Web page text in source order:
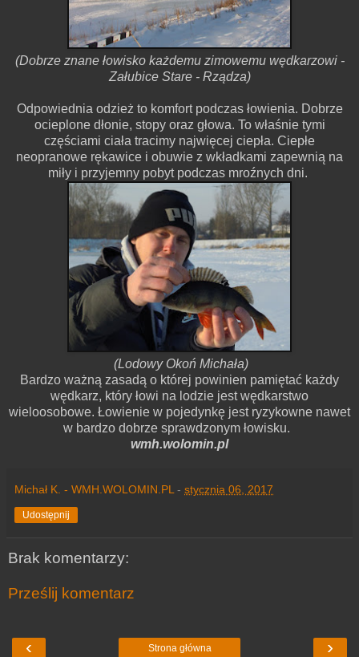
(Dobrze znane łowisko każdemu zimowemu wędkarzowi -
Załubice Stare - Rządza)
Odpowiednia odzież to komfort podczas łowienia. Dobrze
ocieplone dłonie, stopy oraz głowa. To właśnie tymi
częściami ciała tracimy najwięcej ciepła. Ciepłe
neopranowe rękawice i obuwie z wkładkami zapewnią na
miły i przyjemny pobyt podczas mroźnych dni.
(Lodowy Okoń Michała)
Bardzo ważną zasadą o której powinien pamiętać każdy
wędkarz, który łowi na lodzie jest wędkarstwo
wieloosobowe. Łowienie w pojedynkę jest ryzykowne nawet
w bardzo dobrze sprawdzonym łowisku.
wmh.wolomin.pl
Michał K. - WMH.WOLOMIN.PL - stycznia 06, 2017
Udostępnij
Brak komentarzy:
Prześlij komentarz
‹ ›
Strona główna